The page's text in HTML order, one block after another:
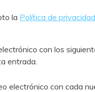
la Política de privacidad
con los
entrada.
electrónico con cada